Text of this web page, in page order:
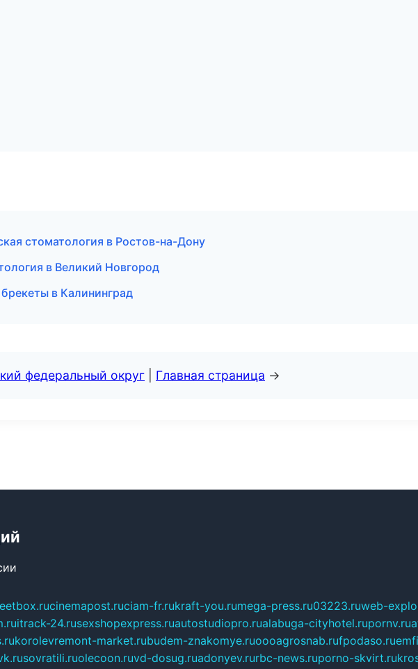
стоматология в Ростов-на-Дону
в Великий Новгород
в Калининград
федеральный округ Главная страница →
cinemapost.ruciam-fr.rukraft-you.rumega-press.ru03223.ruweb-
itrack-24.rusexshopexpress.ruautostudiopro.rualabuga-cityhotel.rupornv.ru
korolevremont-market.rubudem-znakomye.ruoooagrosnab.rufpodaso.ru
sovratili.ruolecoon.ruvd-dosug.ruadonyev.rurbc-news.ruporno-skvirt.ru